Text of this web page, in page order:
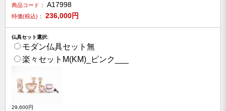
商品コード： A17998
特価(税込)： 236,000円
仏具セット選択:
モダン仏具セット無
楽々セットM(KM)_ピンク___
29,600円